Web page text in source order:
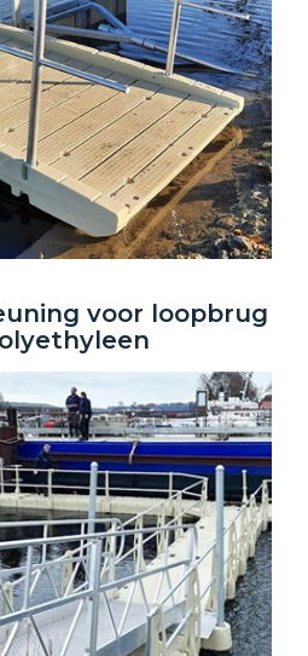
voor loopbrug